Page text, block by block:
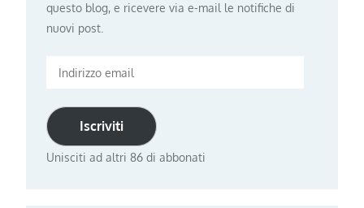
questo blog, e ricevere via e-mail le notifiche di
nuovi post.
Indirizzo
Iscriviti
Unisciti ad altri 86 di abbonati